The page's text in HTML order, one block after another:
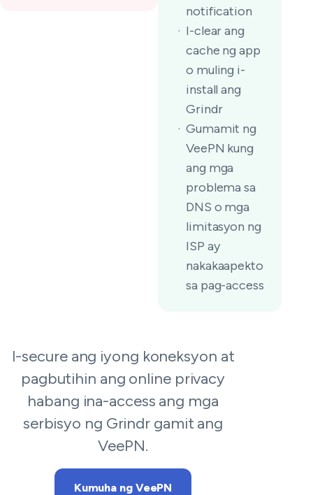
notification
I-clear ang
cache ng app
o muling i-
install ang
Grindr
Gumamit ng
VeePN kung
ang mga
problema sa
DNS o mga
limitasyon ng
ISP ay
nakakaapekto
sa pag-access
I-secure ang iyong koneksyon at
pagbutihin ang online privacy
habang ina-access ang mga
serbisyo ng Grindr gamit ang
VeePN.
Kumuha ng VeePN